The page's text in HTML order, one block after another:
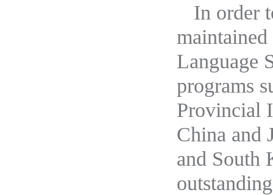
In order
Language
programs
Provincial
China and
and South